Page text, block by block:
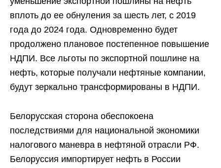
вплоть до ее обнуления за шесть лет, с 2019
года до 2024 года. Одновременно будет
продолжено плановое постепенное повышение
НДПИ. Все льготы по экспортной пошлине на
нефть, которые получали нефтяные компании,
будут зеркально трансформированы в НДПИ.
Белорусская сторона обеспокоена
последствиями для национальной экономики
налогового маневра в нефтяной отрасли РФ.
Белоруссия импортирует нефть в России